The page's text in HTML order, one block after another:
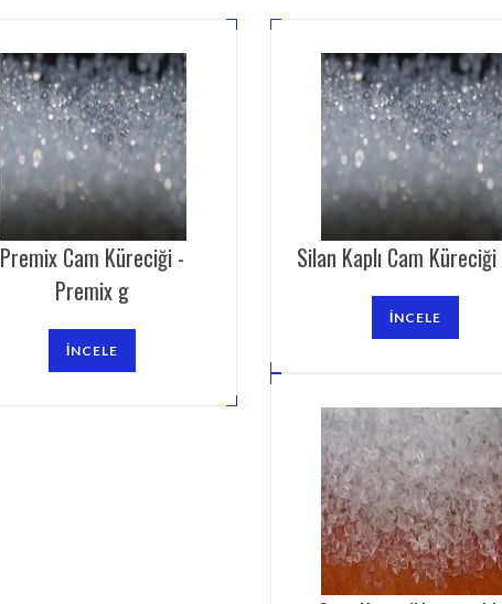
Premix Cam Küreciği -
Premix g
İNCELE
Silan Kaplı Cam
İNCELE